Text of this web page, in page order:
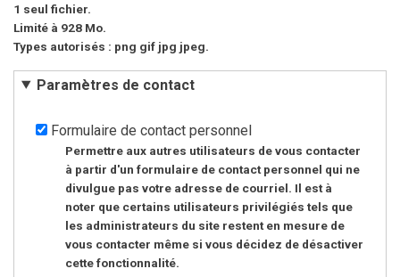
1 seul fichier.
Limité à 928 Mo.
Types autorisés : png gif jpg jpeg.
Paramètres de contact
Formulaire de contact personnel
Permettre aux autres utilisateurs de vous contacter
à partir d'un formulaire de contact personnel qui ne
divulgue pas votre adresse de courriel. Il est à
noter que certains utilisateurs privilégiés tels que
les administrateurs du site restent en mesure de
vous contacter même si vous décidez de désactiver
cette fonctionnalité.